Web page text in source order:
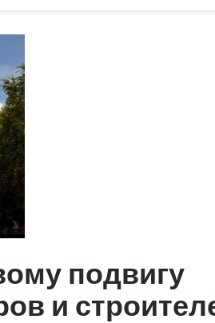
подвигу
и